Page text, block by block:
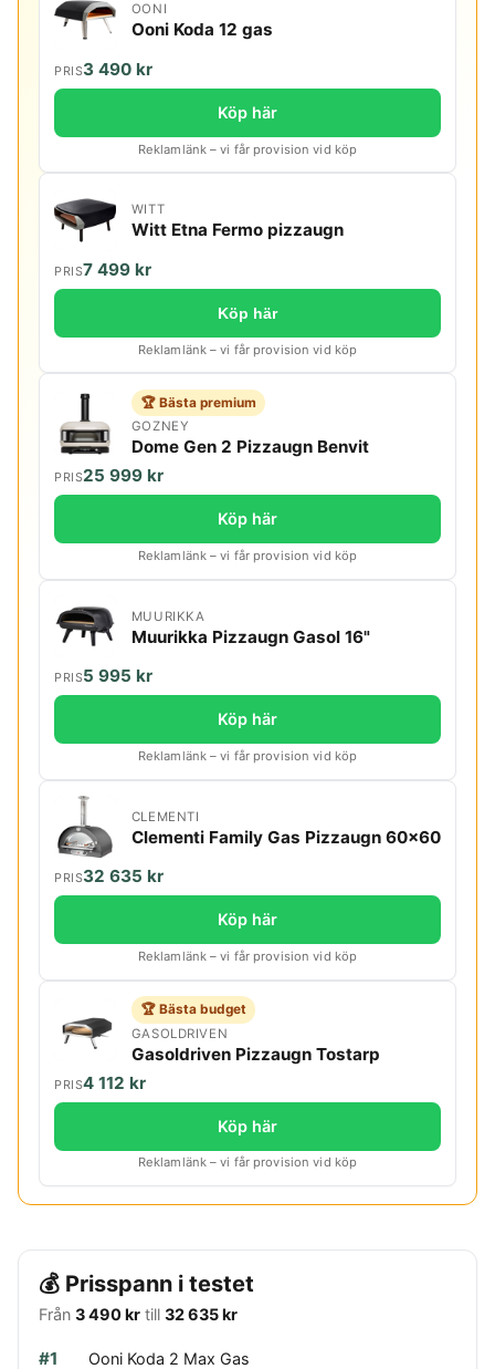
OONI
Ooni Koda 12 gas
PRIS3 490 kr
Köp här
Reklamlänk – vi får provision vid köp
WITT
Witt Etna Fermo pizzaugn
PRIS7 499 kr
Köp här
Reklamlänk – vi får provision vid köp
🏆 Bästa premium
GOZNEY
Dome Gen 2 Pizzaugn Benvit
PRIS25 999 kr
Köp här
Reklamlänk – vi får provision vid köp
MUURIKKA
Muurikka Pizzaugn Gasol 16"
PRIS5 995 kr
Köp här
Reklamlänk – vi får provision vid köp
CLEMENTI
Clementi Family Gas Pizzaugn 60x60
PRIS32 635 kr
Köp här
Reklamlänk – vi får provision vid köp
🏆 Bästa budget
GASOLDRIVEN
Gasoldriven Pizzaugn Tostarp
PRIS4 112 kr
Köp här
Reklamlänk – vi får provision vid köp
💰 Prisspann i testet
Från 3 490 krtill 32 635 kr
#1 Ooni Koda 2 Max Gas